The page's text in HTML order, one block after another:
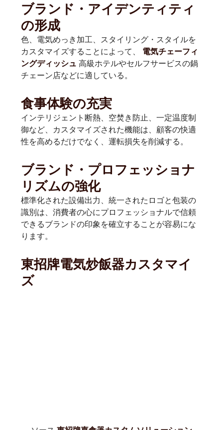
ブランド・アイデンティティ
の形成
色、電気めっき加工、スタイリング・スタイルを
カスタマイズすることによって、
電気チェーフィ
ングディッシュ 高級ホテルやセルフサービスの鍋
チェーン店などに適している。
食事体験の充実
インテリジェント断熱、空焚き防止、一定温度制
御など、カスタマイズされた機能は、顧客の快適
性を高めるだけでなく、運転損失を削減する。
ブランド・プロフェッショナ
リズムの強化
標準化された設備出力、統一されたロゴと包装の
識別は、消費者の心にプロフェッショナルで信頼
できるブランドの印象を確立することが容易にな
ります。
東招牌電気炒飯器カスタマイ
ズ